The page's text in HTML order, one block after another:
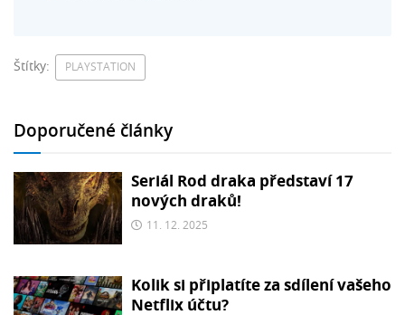
Štítky: PLAYSTATION
Doporučené články
Seriál Rod draka představí 17
nových draků!
11. 12. 2025
Kolik si připlatíte za sdílení vašeho
Netflix účtu?